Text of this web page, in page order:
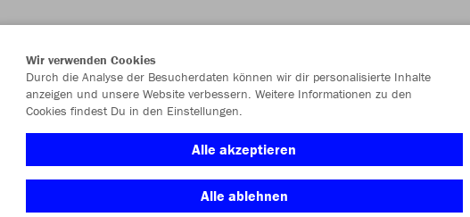
JAKO
Wir verwenden Cookies
Durch die Analyse der Besucherdaten können wir dir personalisierte Inhalte
anzeigen und unsere Website verbessern. Weitere Informationen zu den
Cookies findest Du in den Einstellungen.
Alle akzeptieren
Alle ablehnen